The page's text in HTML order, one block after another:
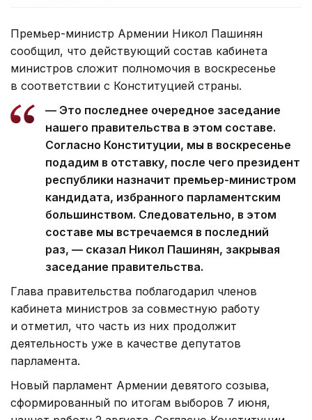
Премьер-министр Армении Никол Пашинян
сообщил, что действующий состав кабинета
министров сложит полномочия в воскресенье
в соответствии с Конституцией страны.
— Это последнее очередное заседание
нашего правительства в этом составе.
Согласно Конституции, мы в воскресенье
подадим в отставку, после чего президент
республики назначит премьер-министром
кандидата, избранного парламентским
большинством. Следовательно, в этом
составе мы встречаемся в последний
раз, — сказал Никол Пашинян, закрывая
заседание правительства.
Глава правительства поблагодарил членов
кабинета министров за совместную работу
и отметил, что часть из них продолжит
деятельность уже в качестве депутатов
парламента.
Новый парламент Армении девятого созыва,
сформированный по итогам выборов 7 июня,